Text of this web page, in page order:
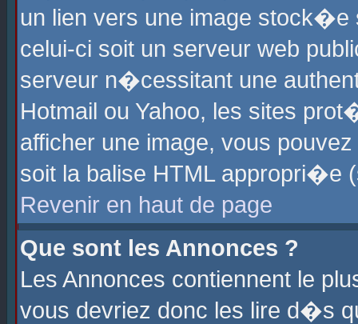
un lien vers une image
celui-ci soit un serveur web
serveur n�cessitant une
Hotmail ou Yahoo, les sites
afficher une image, vous
soit la balise HTML
Revenir en haut de page
Que sont les Annonces ?
Les Annonces contiennent le
vous devriez donc les lire d�s